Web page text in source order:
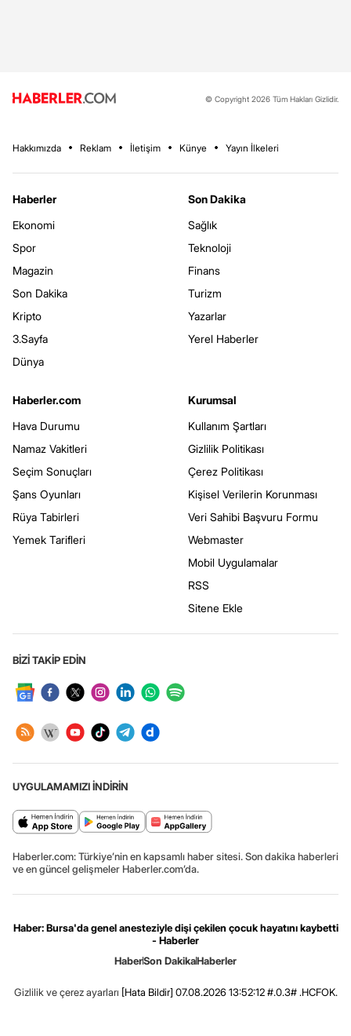
© Copyright 2026 Tüm Hakları Gizlidir.
Hakkımızda Reklam İletişim Künye Yayın İlkeleri
Haberler
Ekonomi
Spor
Magazin
Son Dakika
Kripto
3.Sayfa
Dünya
Son Dakika
Sağlık
Teknoloji
Finans
Turizm
Yazarlar
Yerel Haberler
Haberler.com
Hava Durumu
Namaz Vakitleri
Seçim Sonuçları
Şans Oyunları
Rüya Tabirleri
Yemek Tarifleri
Kurumsal
Kullanım Şartları
Gizlilik Politikası
Çerez Politikası
Kişisel Verilerin Korunması
Veri Sahibi Başvuru Formu
Webmaster
Mobil Uygulamalar
RSS
Sitene Ekle
BİZİ TAKİP EDİN
UYGULAMAMIZI İNDİRİN
Haberler.com: Türkiye’nin en kapsamlı haber sitesi. Son dakika haberleri
ve en güncel gelişmeler Haberler.com’da.
Haber: Bursa'da genel anesteziyle dişi çekilen çocuk hayatını kaybetti
- Haberler
HaberSon DakikaHaberler
Gizlilik ve çerez ayarları [Hata Bildir] 07.08.2026 13:52:12 #.0.3# .HCFOK.